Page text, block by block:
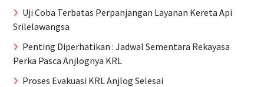
Uji Coba Terbatas Perpanjangan Layanan Kereta Api
Srilelawangsa
Penting Diperhatikan : Jadwal Sementara Rekayasa
Perka Pasca Anjlognya KRL
Proses Evakuasi KRL Anjlog Selesai